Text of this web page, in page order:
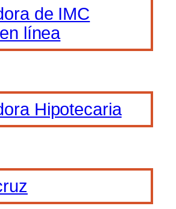
de IMC
línea
Hipotecaria